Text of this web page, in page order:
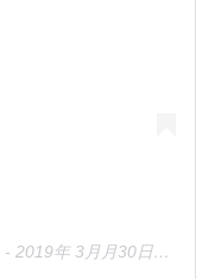
- 2019年 3月月30日午前8時11分PDT